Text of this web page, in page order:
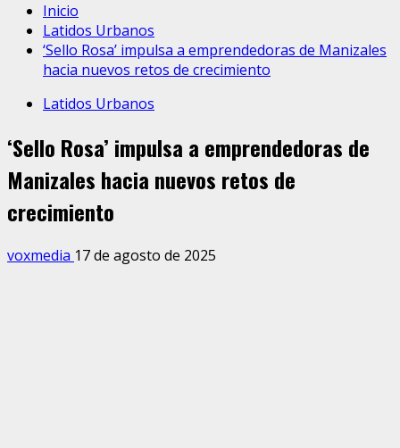
Inicio
Latidos Urbanos
‘Sello Rosa’ impulsa a emprendedoras de Manizales
hacia nuevos retos de crecimiento
Latidos Urbanos
‘Sello Rosa’ impulsa a emprendedoras de
Manizales hacia nuevos retos de
crecimiento
voxmedia 17 de agosto de 2025